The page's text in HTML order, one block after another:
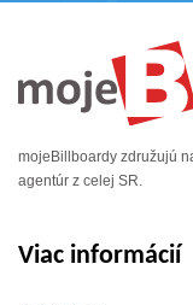
mojeBillboardy združujú
agentúr z celej SR.
Viac informácií